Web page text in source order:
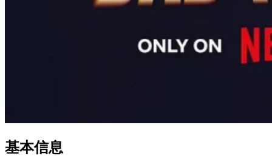
基本信息